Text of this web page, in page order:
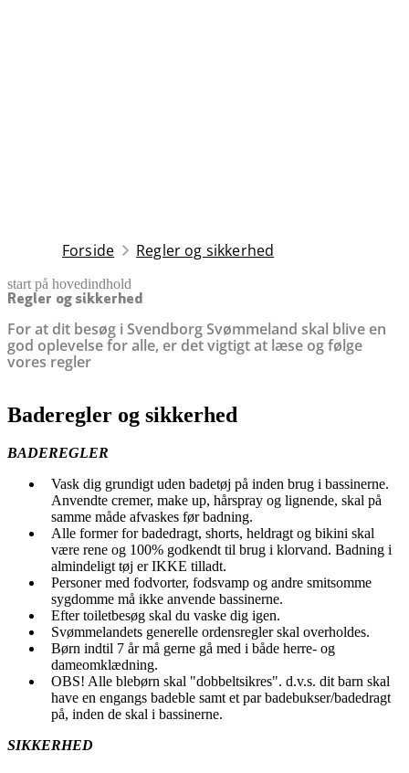
Forside Regler og sikkerhed
start på hovedindhold
Regler og sikkerhed
For at dit besøg i Svendborg Svømmeland skal blive en
god oplevelse for alle, er det vigtigt at læse og følge
vores regler
senest opdateret 10. marts 2026
Baderegler og sikkerhed
BADEREGLER
Vask dig grundigt uden badetøj på inden brug i bassinerne.
Anvendte cremer, make up, hårspray og lignende, skal på
samme måde afvaskes før badning.
Alle former for badedragt, shorts, heldragt og bikini skal
være rene og 100% godkendt til brug i klorvand. Badning i
almindeligt tøj er IKKE tilladt.
Personer med fodvorter, fodsvamp og andre smitsomme
sygdomme må ikke anvende bassinerne.
Efter toiletbesøg skal du vaske dig igen.
Svømmelandets generelle ordensregler skal overholdes.
Børn indtil 7 år må gerne gå med i både herre- og
dameomklædning.
OBS! Alle blebørn skal "dobbeltsikres". d.v.s. dit barn skal
have en engangs badeble samt et par badebukser/badedragt
på, inden de skal i bassinerne.
SIKKERHED